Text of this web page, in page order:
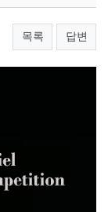
목록 답변